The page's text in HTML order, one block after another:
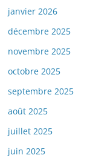
janvier 2026
décembre 2025
novembre 2025
octobre 2025
septembre 2025
août 2025
juillet 2025
juin 2025